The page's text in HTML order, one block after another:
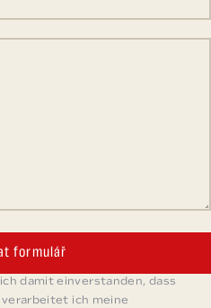
formulář
damit einverstanden, dass
ich meine